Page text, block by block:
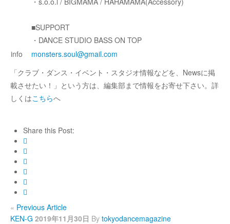
■SUPPORT
・DANCE STUDIO BASS ON TOP
info
monsters.soul@gmail.com
「クラブ・ダンス・イベント・スタジオ情報などを、Newsに掲
載させたい！」という方は、編集部まで情報をお寄せ下さい。詳
しくはこちらへ
Share this Post:
« Previous Article
KEN-G 2019年11月30日 By tokyodancemagazine